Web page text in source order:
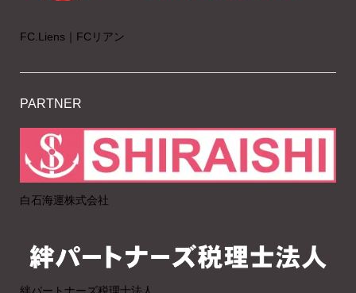
FC.Liens｜FCリアン
PARTNER
白石海運株式会社